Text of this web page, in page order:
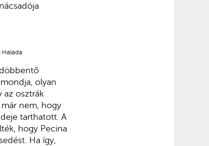
Halada
olyan
az osztrák
nem, hogy
tarthatott. A
hogy Pecina
Ha így,